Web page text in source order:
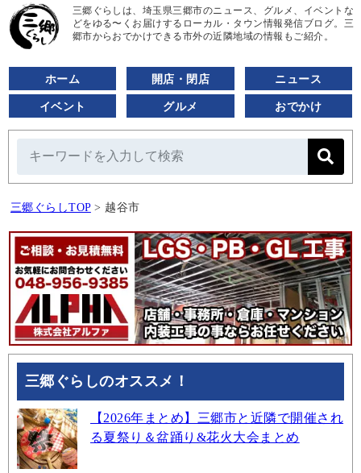
三郷ぐらしは、埼玉県三郷市のニュース、グルメ、イベントな
どをゆる〜くお届けするローカル・タウン情報発信ブログ。三
郷市からおでかけできる市外の近隣地域の情報もご紹介。
ホーム 開店・閉店 ニュース
イベント グルメ おでかけ
三郷ぐらしTOP > 越谷市
三郷ぐらしのオススメ！
【2026年まとめ】三郷市と近隣で開催され
る夏祭り＆盆踊り&花火大会まとめ